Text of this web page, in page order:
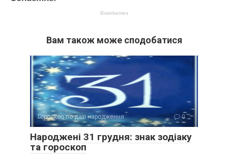
Вам також може сподобатися
Гороскоп по даті народження 0
Народжені 31 грудня: знак зодіаку
та гороскоп